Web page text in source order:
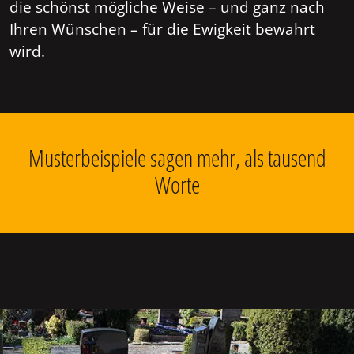
die schönst mögliche Weise – und ganz nach
Ihren Wünschen – für die Ewigkeit bewahrt
wird.
Musterbeispiele sagen mehr, als tausend
Worte